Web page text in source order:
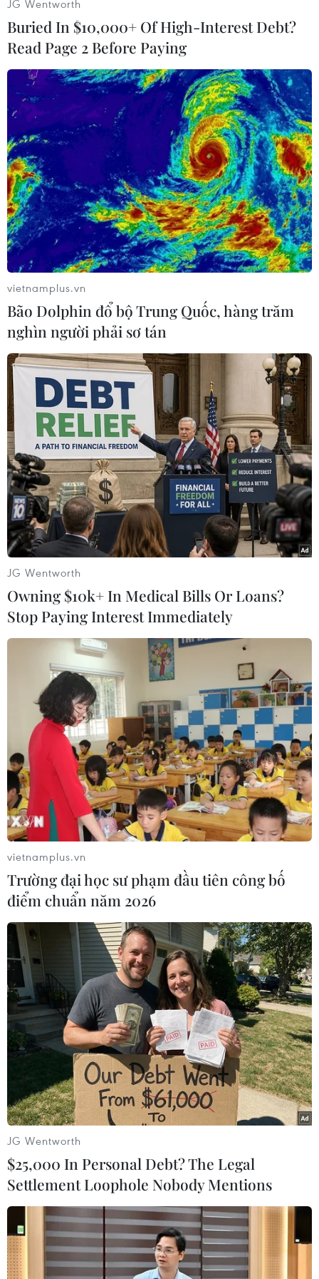
(Vietnam+)
#Thổ Nhĩ Kỳ
#Sergei Lavrov
#Sergei Shoigu
#Xung đột
#Hội đàm
Libya Nga
Theo dõi VietnamPlus
TIN LIÊN QUAN
Nga, Thổ Nhĩ Kỳ duy trì hoạt động tuần
tra chung ở Syria
07/05/2020 22:24
Hoạt động tuần tra trên tuyến đường cao tốc M4 trọng
yếu là một phần trong nỗ lực của Nga và Syria nhằm
duy trì thỏa thuận ngừng bắn tại tỉnh Idlib của Syria.
Nga, Thổ Nhĩ Kỳ ủng hộ lệnh ngừng bắn
ngay lập tức tại Libya
21/05/2020 11:48
Trong 3 tháng đầu năm 2020, tại Libya đã có 64 dân
thường thiệt mạng và 67 người khác bị thương do xung
đột, hơn 200.000 người ở thủ đô Tripoli và khu vực lân
cận bị mất nhà cửa.
JG Wentworth
Buried In $10,000+ Of High-Interest Debt?
Read Page 2 Before Paying
vietnamplus.vn
Bão Dolphin đổ bộ Trung Quốc, hàng trăm
nghìn người phải sơ tán
JG Wentworth
Owning $10k+ In Medical Bills Or Loans?
Stop Paying Interest Immediately
vietnamplus.vn
Trường đại học sư phạm đầu tiên công bố
điểm chuẩn năm 2026
JG Wentworth
$25,000 In Personal Debt? The Legal
Settlement Loophole Nobody Mentions